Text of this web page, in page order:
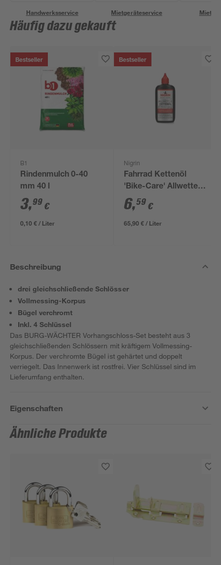
Handwerksservice Mietgeräteservice
Häufig dazu gekauft
Bestseller
B1
Rindenmulch 0-40
mm 40 l
3,99 €
0,10 € / Liter
Bestseller
Nigrin
Fahrrad Kettenöl
'Bike-Care' Allwetter
100 ml
6,59 €
65,90 € / Liter
Beschreibung
drei gleichschließende Schlösser
Vollmessing-Korpus
Bügel verchromt
Inkl. 4 Schlüssel
Das BURG-WÄCHTER Vorhangschloss-Set besteht aus 3
gleichschließenden Schlössern mit kräftigem Vollmessing-
Korpus. Der verchromte Bügel ist gehärtet und doppelt
verriegelt. Das Innenwerk ist rostfrei. Vier Schlüssel sind im
Lieferumfang enthalten.
Eigenschaften
Ähnliche Produkte